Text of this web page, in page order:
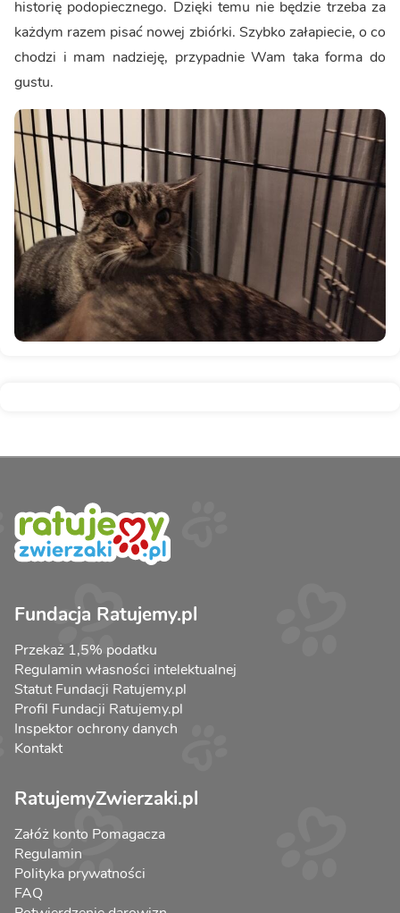
historię podopiecznego. Dzięki temu nie będzie trzeba za
każdym razem pisać nowej zbiórki. Szybko załapiecie, o co
chodzi i mam nadzieję, przypadnie Wam taka forma do
gustu.
Fundacja Ratujemy.pl
Przekaż 1,5% podatku
Regulamin własności intelektualnej
Statut Fundacji Ratujemy.pl
Profil Fundacji Ratujemy.pl
Inspektor ochrony danych
Kontakt
RatujemyZwierzaki.pl
Załóż konto Pomagacza
Regulamin
Polityka prywatności
FAQ